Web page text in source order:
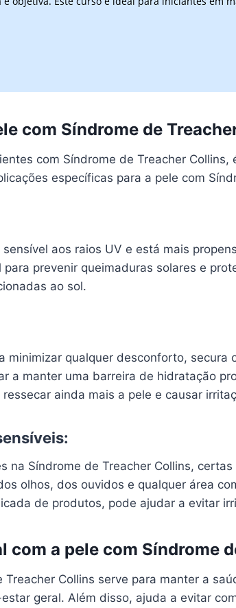
com Síndrome de
com Síndrome de Treacher
específicas para a pele com
aos raios UV e está mais
prevenir queimaduras solares e
ao sol.
qualquer desconforto, secura
a manter uma barreira de hidratação
ainda mais a pele e causar
na Síndrome de Treacher Collins,
olhos, dos ouvidos e qualquer área
de produtos, pode ajudar a evitar
com a pele com Síndrome
Collins serve para manter a
geral. Além disso, ajuda a evitar